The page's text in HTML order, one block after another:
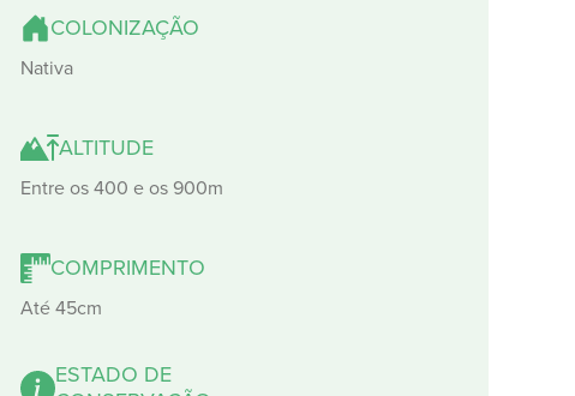
COLONIZAÇÃO
Nativa
ALTITUDE
Entre os 400 e os 900m
COMPRIMENTO
Até 45cm
ESTADO DE